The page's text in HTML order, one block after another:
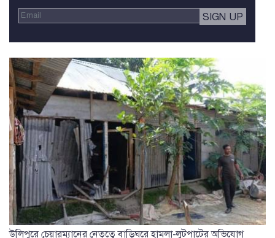
উলিপুরে চেয়ারম্যানের নেতৃত্বে বাড়িঘরে হামলা-লুটপাটের অভিযোগ